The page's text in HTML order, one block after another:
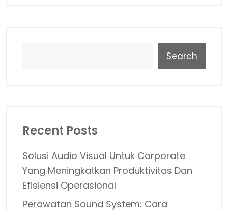
Search
Recent Posts
Solusi Audio Visual Untuk Corporate
Yang Meningkatkan Produktivitas Dan
Efisiensi Operasional
Perawatan Sound System: Cara